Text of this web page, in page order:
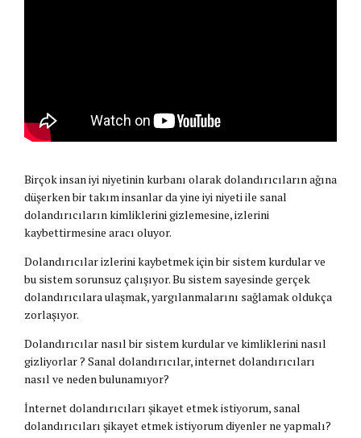
Birçok insan iyi niyetinin kurbanı olarak dolandırıcıların ağına
düşerken bir takım insanlar da yine iyi niyeti ile sanal
dolandırıcıların kimliklerini gizlemesine, izlerini
kaybettirmesine aracı oluyor.
Dolandırıcılar izlerini kaybetmek için bir sistem kurdular ve
bu sistem sorunsuz çalışıyor. Bu sistem sayesinde gerçek
dolandırıcılara ulaşmak, yargılanmalarını sağlamak oldukça
zorlaşıyor.
Dolandırıcılar nasıl bir sistem kurdular ve kimliklerini nasıl
gizliyorlar ? Sanal dolandırıcılar, internet dolandırıcıları
nasıl ve neden bulunamıyor?
İnternet dolandırıcıları şikayet etmek istiyorum, sanal
dolandırıcıları şikayet etmek istiyorum diyenler ne yapmalı?